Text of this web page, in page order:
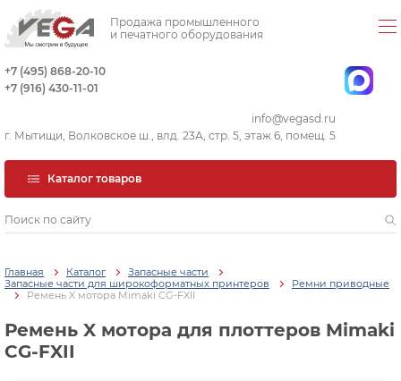
Продажа промышленного
и печатного оборудования
+7 (495) 868-20-10
+7 (916) 430-11-01
info@vegasd.ru
г. Мытищи, Волковское ш., влд. 23А, стр. 5, этаж 6, помещ. 5
Каталог товаров
Главная Каталог
Запасные части
Запасные части для широкоформатных принтеров
Ремни приводные
Ремень X мотора Mimaki CG-FXII
Ремень X мотора для плоттеров Mimaki
CG-FXII